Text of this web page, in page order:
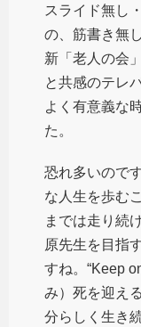
スライド無し
の、筋書き無
新「老人の会
と共感のテレ
よく有意義な
た。
恐れ多いので
な人生を歩む
までは走り続
原先生を目指
すね。“Keep
み）死を迎え
分らしく生き